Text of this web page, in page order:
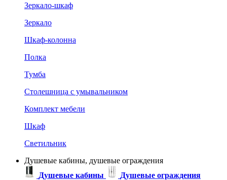
Зеркало-шкаф
Зеркало
Шкаф-колонна
Полка
Тумба
Столешница с умывальником
Комплект мебели
Шкаф
Светильник
Душевые кабины, душевые ограждения
Душевые кабины
Душевые ограждения